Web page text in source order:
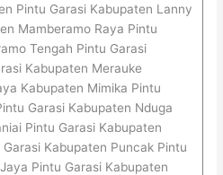
Pintu Garasi Kabupaten Lanny
Mamberamo Raya Pintu
Tengah Pintu Garasi
Kabupaten Merauke
Kabupaten Mimika Pintu
Garasi Kabupaten Nduga
Pintu Garasi Kabupaten
Kabupaten Puncak Pintu
Pintu Garasi Kabupaten